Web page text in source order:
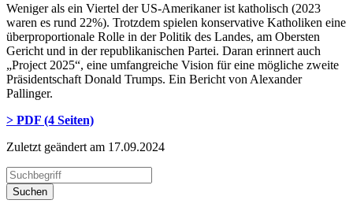
Weniger als ein Viertel der US-Amerikaner ist katholisch (2023
waren es rund 22%). Trotzdem spielen konservative Katholiken eine
überproportionale Rolle in der Politik des Landes, am Obersten
Gericht und in der republikanischen Partei. Daran erinnert auch
„Project 2025“, eine umfangreiche Vision für eine mögliche zweite
Präsidentschaft Donald Trumps. Ein Bericht von Alexander
Pallinger.
> PDF (4 Seiten)
Zuletzt geändert am 17­.09.2024
Suchen